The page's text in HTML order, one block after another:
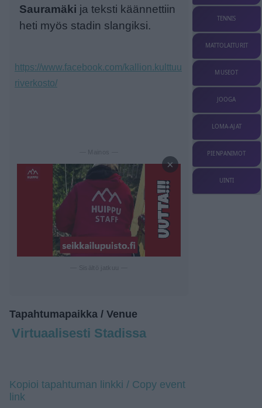
Sauramäki ja teksti käännettiin
heti myös stadin slangiksi.
https://www.facebook.com/kallion.kulttuu
riverkosto/
— Mainos —
×
Tapahtumapaikka / Venue
Virtuaalisesti Stadissa
Kopioi tapahtuman linkki / Copy event
link
TENNIS
MATTOLAITURIT
MUSEOT
JOOGA
LOMA-AJAT
PIENPANIMOT
UINTI